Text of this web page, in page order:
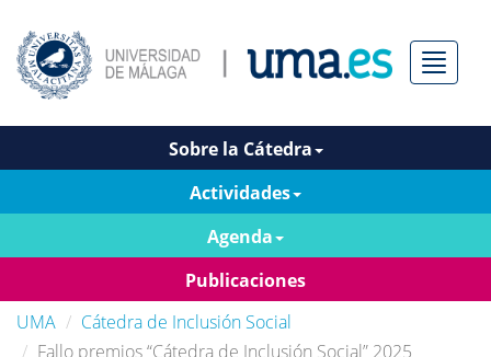
Menú
Sobre la Cátedra
Actividades
Agenda
Publicaciones
UMA
Cátedra de Inclusión Social
Fallo premios “Cátedra de Inclusión Social” 2025